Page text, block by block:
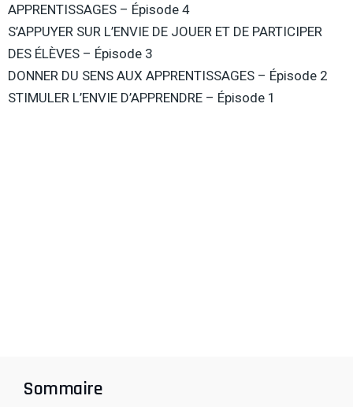
APPRENTISSAGES – Épisode 4
S’APPUYER SUR L’ENVIE DE JOUER ET DE PARTICIPER
DES ÉLÈVES – Épisode 3
DONNER DU SENS AUX APPRENTISSAGES – Épisode 2
STIMULER L’ENVIE D’APPRENDRE – Épisode 1
Sommaire